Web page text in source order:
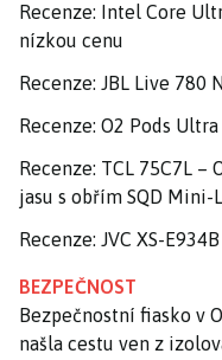
Recenze: Intel Core
nízkou cenu
Recenze: JBL Live 780
Recenze: O2 Pods
Recenze: TCL 75C7L
jasu s obřím SQD Mini-
Recenze: JVC XS-
BEZPEČNOST
Bezpečnostní fiasko v
našla cestu ven z